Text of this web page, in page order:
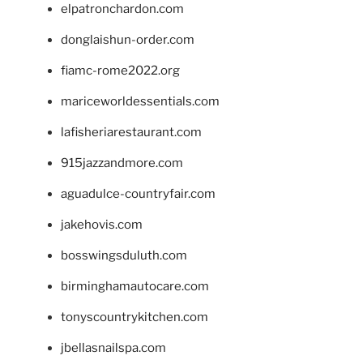
elpatronchardon.com
donglaishun-order.com
fiamc-rome2022.org
mariceworldessentials.com
lafisheriarestaurant.com
915jazzandmore.com
aguadulce-countryfair.com
jakehovis.com
bosswingsduluth.com
birminghamautocare.com
tonyscountrykitchen.com
jbellasnailspa.com